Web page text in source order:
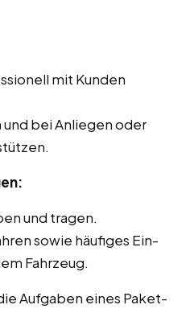
mit Kunden
bei Anliegen oder
und tragen.
sowie häufiges Ein-
Fahrzeug.
Aufgaben eines Paket-